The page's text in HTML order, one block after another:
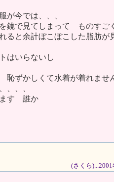
が今では、、、
鏡で見てしまって ものすご
ると余計ぼこぼこした脂肪
はいらないし
恥ずかしくて水着が着れま
、、、
す 誰か
(さくら